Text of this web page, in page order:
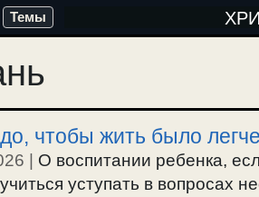
Темы
чтобы жить было
О воспитании ребенка,
уступать в вопросах